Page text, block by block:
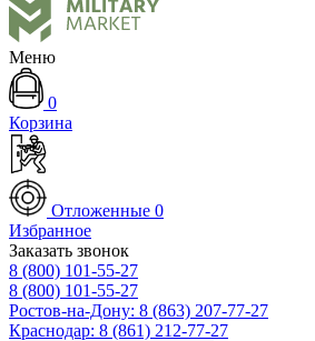
Меню
0
Корзина
Отложенные 0
Избранное
Заказать звонок
8 (800) 101-55-27
8 (800) 101-55-27
Ростов-на-Дону: 8 (863) 207-77-27
Краснодар: 8 (861) 212-77-27